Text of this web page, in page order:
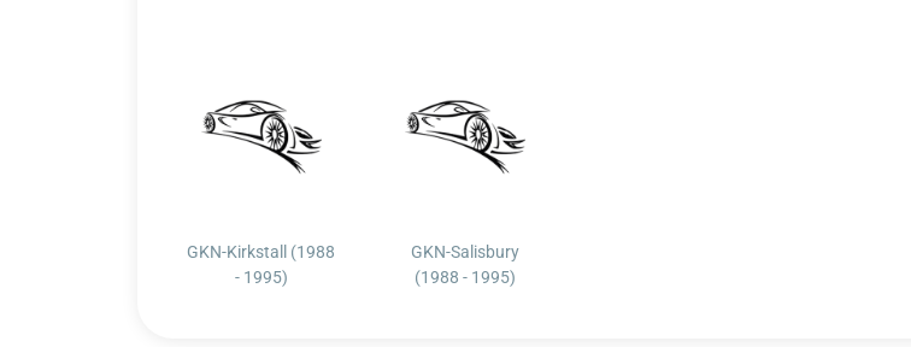
GKN-Kirkstall (1988
- 1995)
GKN-Salisbury
(1988 - 1995)